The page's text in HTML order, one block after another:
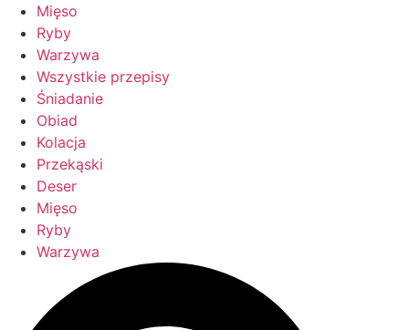
Mięso
Ryby
Warzywa
Wszystkie przepisy
Śniadanie
Obiad
Kolacja
Przekąski
Deser
Mięso
Ryby
Warzywa